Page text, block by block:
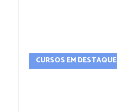
CURSOS EM DESTAQUE